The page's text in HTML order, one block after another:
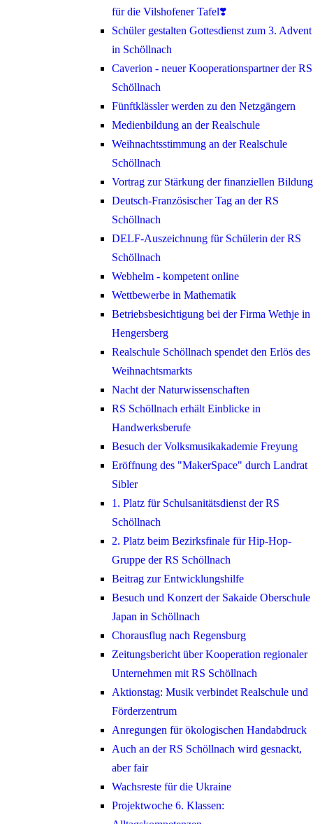
für die Vilshofener Tafel❣️
Schüler gestalten Gottesdienst zum 3. Advent
in Schöllnach
Caverion - neuer Kooperationspartner der RS
Schöllnach
Fünftklässler werden zu den Netzgängern
Medienbildung an der Realschule
Weihnachtsstimmung an der Realschule
Schöllnach
Vortrag zur Stärkung der finanziellen Bildung
Deutsch-Französischer Tag an der RS
Schöllnach
DELF-Auszeichnung für Schülerin der RS
Schöllnach
Webhelm - kompetent online
Wettbewerbe in Mathematik
Betriebsbesichtigung bei der Firma Wethje in
Hengersberg
Realschule Schöllnach spendet den Erlös des
Weihnachtsmarkts
Nacht der Naturwissenschaften
RS Schöllnach erhält Einblicke in
Handwerksberufe
Besuch der Volksmusikakademie Freyung
Eröffnung des "MakerSpace" durch Landrat
Sibler
1. Platz für Schulsanitätsdienst der RS
Schöllnach
2. Platz beim Bezirksfinale für Hip-Hop-
Gruppe der RS Schöllnach
Beitrag zur Entwicklungshilfe
Besuch und Konzert der Sakaide Oberschule
Japan in Schöllnach
Chorausflug nach Regensburg
Zeitungsbericht über Kooperation regionaler
Unternehmen mit RS Schöllnach
Aktionstag: Musik verbindet Realschule und
Förderzentrum
Anregungen für ökologischen Handabdruck
Auch an der RS Schöllnach wird gesnackt,
aber fair
Wachsreste für die Ukraine
Projektwoche 6. Klassen: